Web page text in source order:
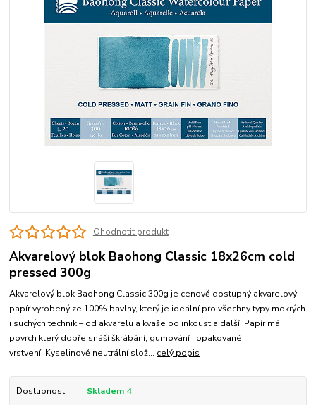
Ohodnotit produkt
Akvarelový blok Baohong Classic 18x26cm cold
pressed 300g
Akvarelový blok Baohong Classic 300g je cenově dostupný akvarelový
papír vyrobený ze 100% bavlny, který je ideální pro všechny typy mokrých
i suchých technik – od akvarelu a kvaše po inkoust a další. Papír má
povrch který dobře snáší škrábání, gumování i opakované
vrstvení. Kyselinově neutrální slož... celý popis
Dostupnost Skladem 4